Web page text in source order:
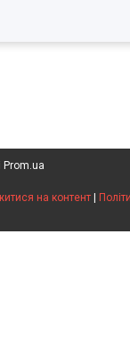
Prom.ua
на контент